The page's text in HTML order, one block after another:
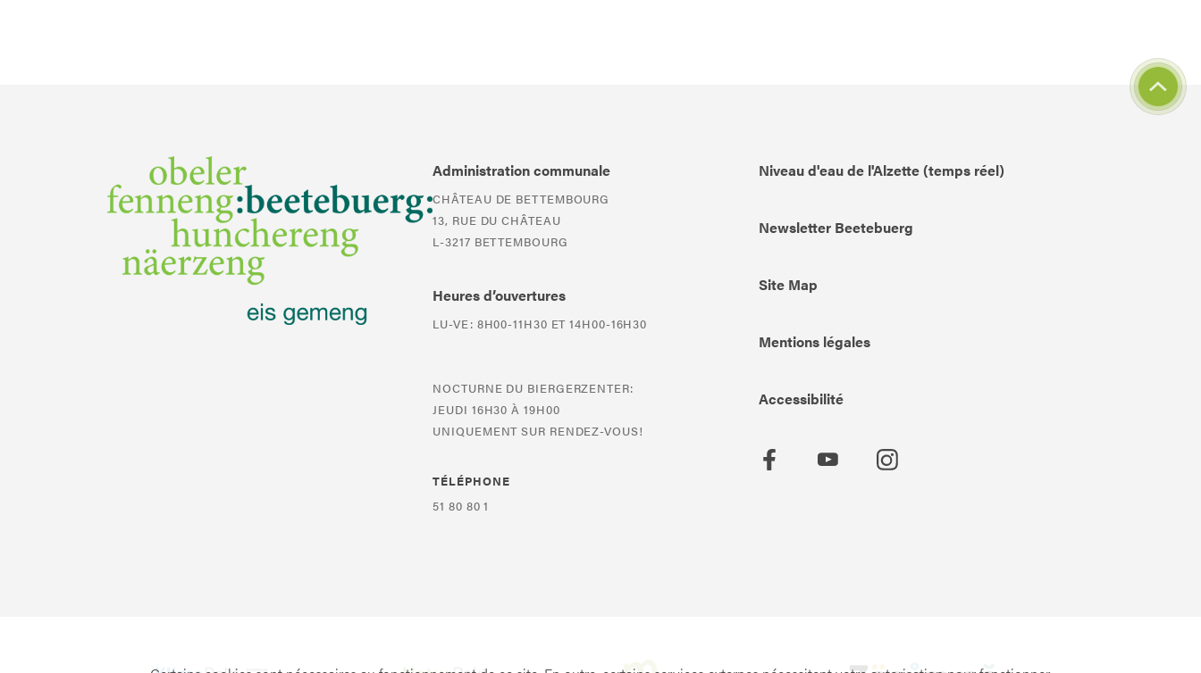
Administration communale
CHÂTEAU DE BETTEMBOURG
13, RUE DU CHÂTEAU
L-3217 BETTEMBOURG
Heures d’ouvertures
LU-VE: 8H00-11H30 ET 14H00-16H30
NOCTURNE DU BIERGERZENTER:
JEUDI 16H30 À 19H00
UNIQUEMENT SUR RENDEZ-VOUS!
TÉLÉPHONE
51 80 80 1
Niveau d'eau de l'Alzette (temps réel)
Newsletter Beetebuerg
Site Map
Mentions légales
Accessibilité